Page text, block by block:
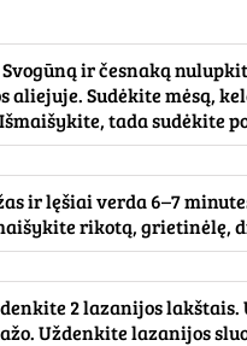
ir česnaką
aliejuje. Sudėkite mėsą,
tada sudėkite
ir lęšiai verda 6–7
rikotą, grietinėlę,
2 lazanijos lakštais.
Uždenkite lazanijos